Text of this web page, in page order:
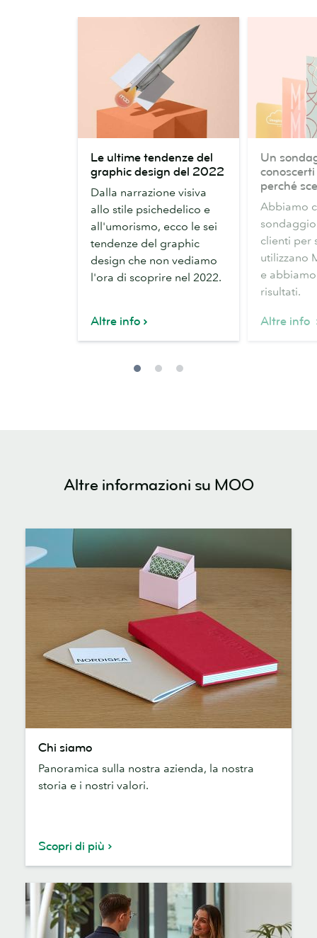
ultime
tendenze
del
graphic
design
del
2022
Le ultime tendenze del
graphic design del 2022
Dalla narrazione visiva
allo stile psichedelico e
all'umorismo, ecco le sei
tendenze del graphic
design che non vediamo
l'ora di scoprire nel 2022.
Altre info
sondaggio
per
conoscerti
meglio:
Ecco
perché
scegli
MOO
Un
perché
Abbiamo
clienti per
utilizzano
e
risultati.
Altre info
Altre informazioni su MOO
siamo
Chi siamo
Panoramica sulla nostra azienda, la nostra
storia e i nostri valori.
Scopri di più